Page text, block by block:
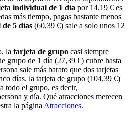
individual de 1 día por 14,19 € es
más tiempo, pagas bastante menos
5 días (60,39 €) sale a solo unos 12
la tarjeta de grupo casi siempre
grupo de 1 día (27,39 €) cubre hasta
sale más barato que dos tarjetas
días, la tarjeta de grupo (104,39 €)
todo el grupo, es decir,
y día. Qué atracciones merecen
la página Atracciones.